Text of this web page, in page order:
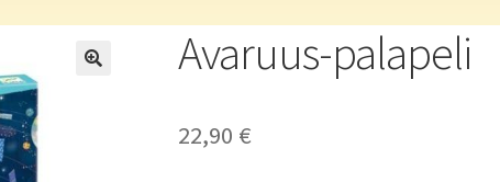
Avaruus-palapeli
22,90 €